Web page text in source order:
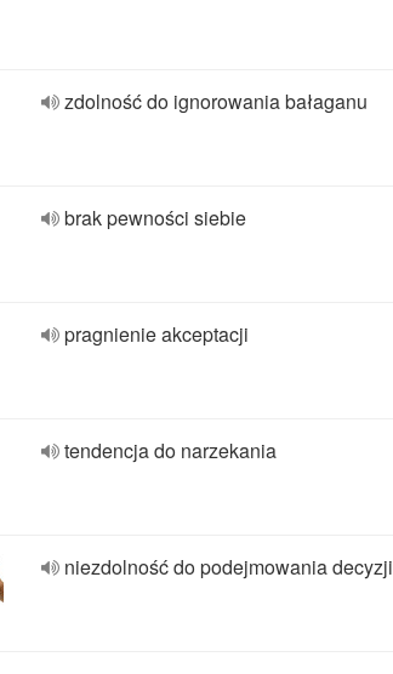
zdolność do ignorowania bałaganu
brak pewności siebie
pragnienie akceptacji
tendencja do narzekania
niezdolność do podejmowania decyzji